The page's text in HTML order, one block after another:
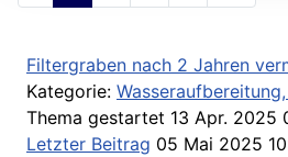
Filtergraben nach 2 Jahren
Kategorie:
Thema gestartet 13 Apr. 2025
Letzter Beitrag 05 Mai 2025